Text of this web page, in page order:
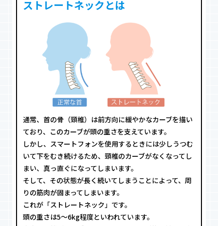
ストレートネックとは
通常、首の骨（頸椎）は前方向に緩やかなカーブを描い
ており、このカーブが頭の重さを支えています。
しかし、スマートフォンを使用するときには少しうつむ
いて下をむき続けるため、頸椎のカーブがなくなってし
まい、真っ直ぐになってしまいます。
そして、その状態が長く続いてしまうことによって、周
りの筋肉が固まってしまいます。
これが「ストレートネック」です。
頭の重さは5〜6kg程度といわれています。